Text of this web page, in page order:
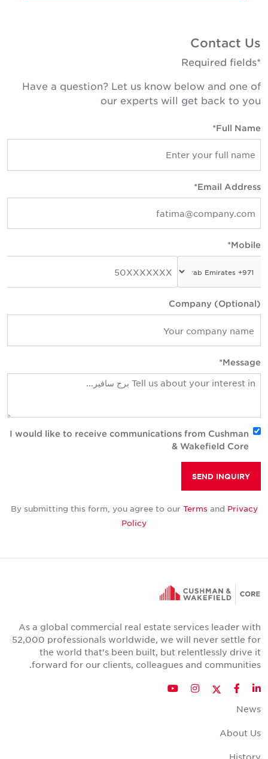
Contact Us
*Required fields
Have a question? Let us know below and one of
our experts will get back to you
Full Name*
Email Address*
Mobile*
Company (Optional)
Message*
I would like to receive communications from Cushman
& Wakefield Core
SEND INQUIRY
By submitting this form, you agree to our Terms and Privacy
Policy
As a global commercial real estate services leader with
52,000 professionals worldwide, we will never settle for
the world that's been built, but relentlessly drive it
forward for our clients, colleagues and communities.
LinkedIn
Facebook
Twitter
Instagram
YouTube
News
About Us
History